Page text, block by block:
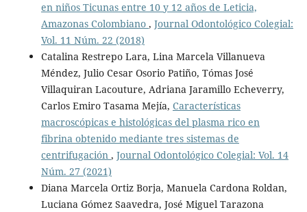
en niños Ticunas entre 10 y 12 años de Leticia,
Amazonas Colombiano , Journal Odontológico Colegial:
Vol. 11 Núm. 22 (2018)
Catalina Restrepo Lara, Lina Marcela Villanueva
Méndez, Julio Cesar Osorio Patiño, Tómas José
Villaquiran Lacouture, Adriana Jaramillo Echeverry,
Carlos Emiro Tasama Mejía, Características
macroscópicas e histológicas del plasma rico en
fibrina obtenido mediante tres sistemas de
centrifugación , Journal Odontológico Colegial: Vol. 14
Núm. 27 (2021)
Diana Marcela Ortiz Borja, Manuela Cardona Roldan,
Luciana Gómez Saavedra, José Miguel Tarazona